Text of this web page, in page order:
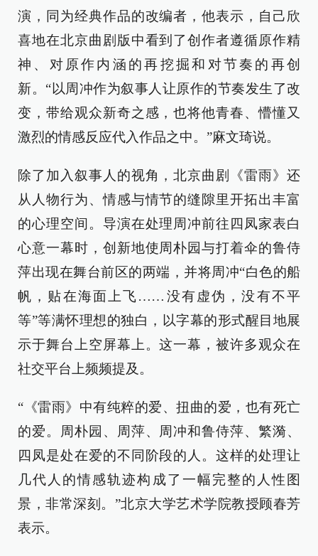
演，同为经典作品的改编者，他表示，自己欣
喜地在北京曲剧版中看到了创作者遵循原作精
神、对原作内涵的再挖掘和对节奏的再创
新。“以周冲作为叙事人让原作的节奏发生了改
变，带给观众新奇之感，也将他青春、懵懂又
激烈的情感反应代入作品之中。”麻文琦说。
除了加入叙事人的视角，北京曲剧《雷雨》还
从人物行为、情感与情节的缝隙里开拓出丰富
的心理空间。导演在处理周冲前往四凤家表白
心意一幕时，创新地使周朴园与打着伞的鲁侍
萍出现在舞台前区的两端，并将周冲“白色的船
帆，贴在海面上飞……没有虚伪，没有不平
等”等满怀理想的独白，以字幕的形式醒目地展
示于舞台上空屏幕上。这一幕，被许多观众在
社交平台上频频提及。
“《雷雨》中有纯粹的爱、扭曲的爱，也有死亡
的爱。周朴园、周萍、周冲和鲁侍萍、繁漪、
四凤是处在爱的不同阶段的人。这样的处理让
几代人的情感轨迹构成了一幅完整的人性图
景，非常深刻。”北京大学艺术学院教授顾春芳
表示。